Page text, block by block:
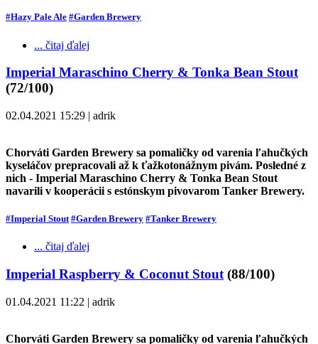
#Hazy Pale Ale #Garden Brewery
... čitaj ďalej
Imperial Maraschino Cherry & Tonka Bean Stout
(72/100)
02.04.2021 15:29 | adrik
Chorváti Garden Brewery sa pomaličky od varenia ľahučkých
kyseláčov prepracovali až k ťažkotonážnym pivám. Posledné z
nich - Imperial Maraschino Cherry & Tonka Bean Stout
navarili v kooperácii s estónskym pivovarom Tanker Brewery.
#Imperial Stout #Garden Brewery #Tanker Brewery
... čitaj ďalej
Imperial Raspberry & Coconut Stout (88/100)
01.04.2021 11:22 | adrik
Chorváti Garden Brewery sa pomaličky od varenia ľahučkých